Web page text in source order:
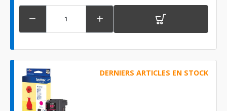
 
DERNIERS ARTICLES EN STOCK